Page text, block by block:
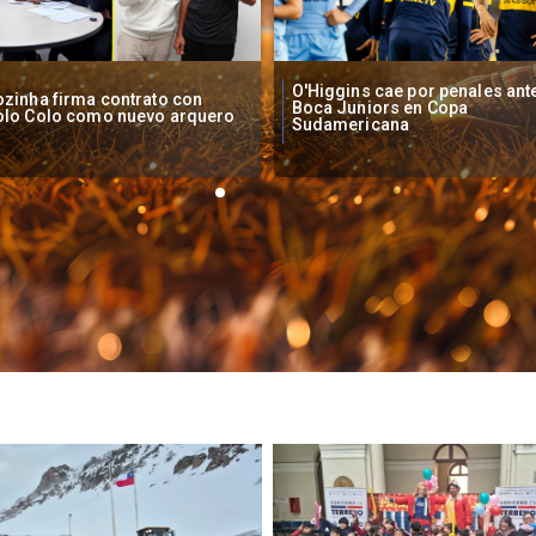
cae por penales ante
Juniors en Copa
Operadores de apuestas
piden acelerar regulación en
Chile